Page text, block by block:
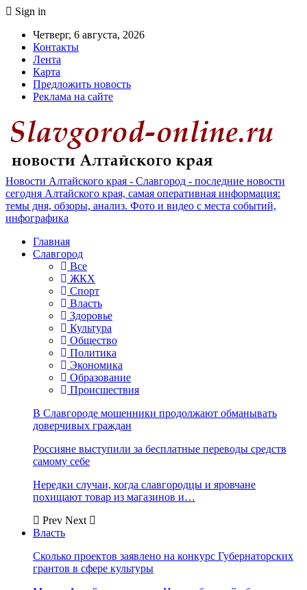
Sign in
Четверг, 6 августа, 2026
Контакты
Лента
Карта
Предложить новость
Реклама на сайте
Новости Алтайского края - Славгород - последние новости
сегодня Алтайского края, самая оперативная информация:
темы дня, обзоры, анализ. Фото и видео с места событий,
инфографика
Главная
Славгород
Все
ЖКХ
Спорт
Власть
Здоровье
Культура
Общество
Политика
Экономика
Образование
Происшествия
В Славгороде мошенники продолжают обманывать
доверчивых граждан
Россияне выступили за бесплатные переводы средств
самому себе
Нередки случаи, когда славгородцы и яровчане
похищают товар из магазинов и…
Prev Next
Власть
Сколько проектов заявлено на конкурс Губернаторских
грантов в сфере культуры